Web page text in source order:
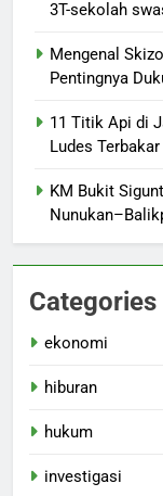
3T-sekolah
Mengenal
Pentingnya
11 Titik Api di
Ludes Terbakar
KM Bukit
Categories
ekonomi
hiburan
hukum
investigasi